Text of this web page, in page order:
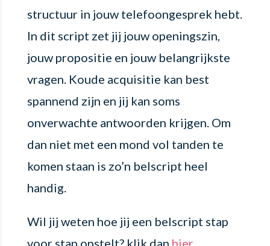
structuur in jouw telefoongesprek hebt.
In dit script zet jij jouw openingszin,
jouw propositie en jouw belangrijkste
vragen. Koude acquisitie kan best
spannend zijn en jij kan soms
onverwachte antwoorden krijgen. Om
dan niet met een mond vol tanden te
komen staan is zo’n belscript heel
handig.
Wil jij weten hoe jij een belscript stap
voor stap opstelt? klik dan hier.